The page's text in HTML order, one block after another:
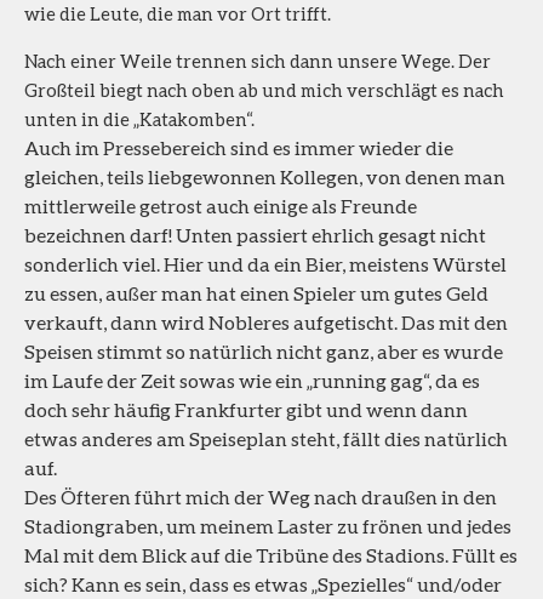
wie die Leute, die man vor Ort trifft.
Nach einer Weile trennen sich dann unsere Wege. Der
Großteil biegt nach oben ab und mich verschlägt es nach
unten in die „Katakomben“.
Auch im Pressebereich sind es immer wieder die
gleichen, teils liebgewonnen Kollegen, von denen man
mittlerweile getrost auch einige als Freunde
bezeichnen darf! Unten passiert ehrlich gesagt nicht
sonderlich viel. Hier und da ein Bier, meistens Würstel
zu essen, außer man hat einen Spieler um gutes Geld
verkauft, dann wird Nobleres aufgetischt. Das mit den
Speisen stimmt so natürlich nicht ganz, aber es wurde
im Laufe der Zeit sowas wie ein „running gag“, da es
doch sehr häufig Frankfurter gibt und wenn dann
etwas anderes am Speiseplan steht, fällt dies natürlich
auf.
Des Öfteren führt mich der Weg nach draußen in den
Stadiongraben, um meinem Laster zu frönen und jedes
Mal mit dem Blick auf die Tribüne des Stadions. Füllt es
sich? Kann es sein, dass es etwas „Spezielles“ und/oder